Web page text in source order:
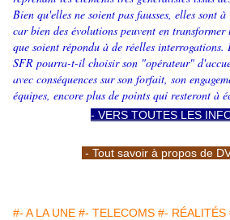
Bien qu'elles ne soient pas fausses, elles sont
car bien des évolutions peuvent en transformer
que soient répondu à de réelles interrogations.
SFR pourra-t-il choisir son "opérateur"
avec conséquences sur son forfait, son
équipes, encore plus de points qui resteront à
- VERS TOUTES LES
- Tout savoir à propos de
#- A LA UNE #- TELECOMS #- RÉALITÉS